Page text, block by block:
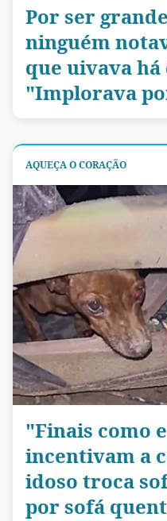
Por ser
ninguém
que uivava
"Implorava
AQUEÇA O CORAÇÃO
"Finais como
incentivam a
idoso troca
por sofá